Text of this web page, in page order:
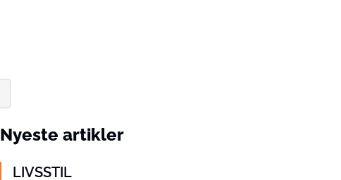
Nyeste artikler
LIVSSTIL